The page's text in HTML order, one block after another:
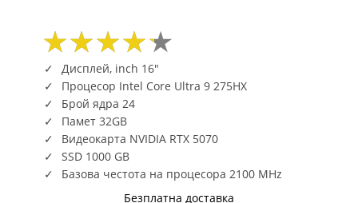
Дисплей, inch 16"
Процесор Intel Core Ultra 9 275HX
Брой ядра 24
Памет 32GB
Видеокарта NVIDIA RTX 5070
SSD 1000 GB
Базова честота на процесора 2100 MHz
Безплатна доставка